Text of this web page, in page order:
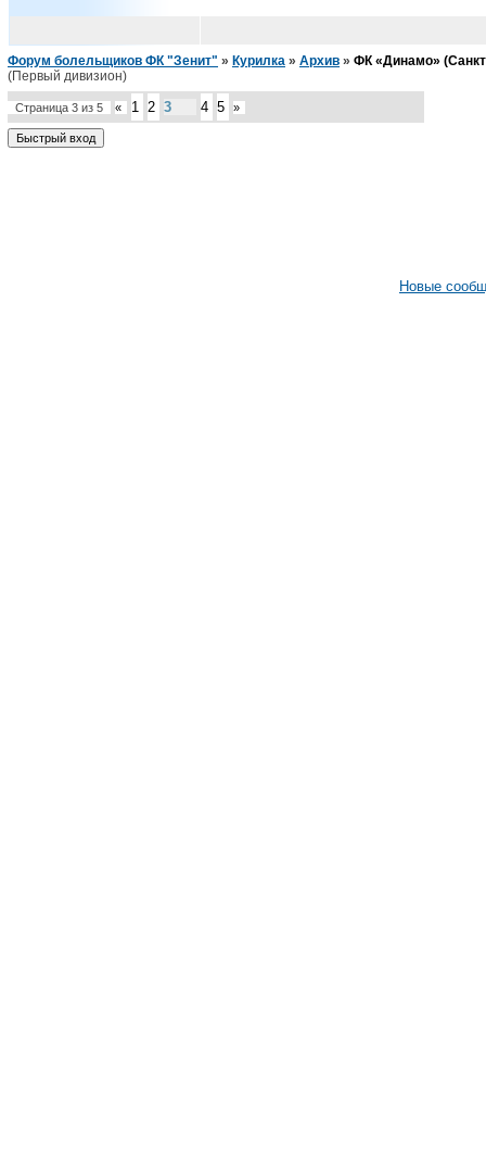
Форум болельщиков ФК "Зенит" » Курилка » Архив » ФК «Динамо»
(Первый дивизион)
Страница 3 из 5 « 1 2 3 4 5 »
Новые